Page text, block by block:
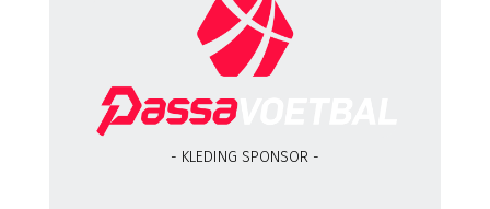
- KLEDING SPONSOR -